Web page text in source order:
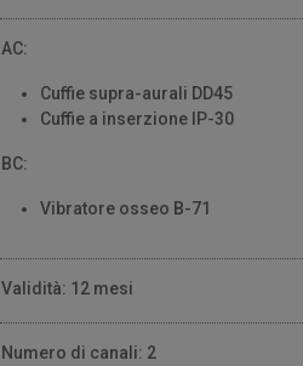
AC:
Cuffie supra-aurali DD45
Cuffie a inserzione IP-30
BC:
Vibratore osseo B-71
Validità: 12 mesi
Numero di canali: 2